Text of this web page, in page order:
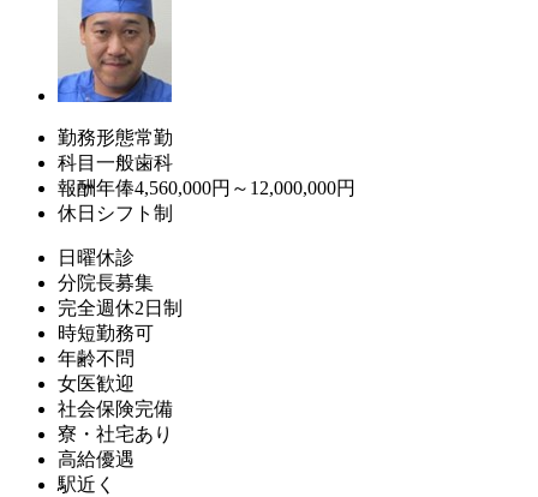
勤務形態常勤
科目 一般歯科
報酬年俸4,560,000円～12,000,000円
休日 シフト制
日曜休診
分院長募集
完全週休2日制
時短勤務可
年齢不問
女医歓迎
社会保険完備
寮・社宅あり
高給優遇
駅近く